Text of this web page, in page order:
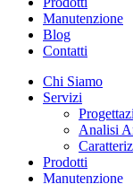
Manutenzione
Blog
Contatti
Chi Siamo
Servizi
Analisi
Prodotti
Manutenzione